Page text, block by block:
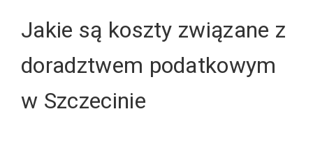
Jakie są koszty związane z
doradztwem podatkowym
w Szczecinie